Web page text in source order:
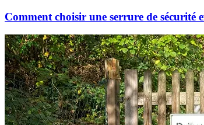
Comment choisir une serrure de sécurité